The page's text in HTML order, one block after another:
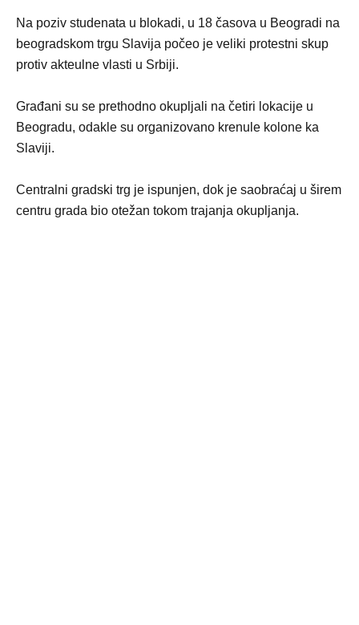
Na poziv studenata u blokadi, u 18 časova u Beogradi na
beogradskom trgu Slavija počeo je veliki protestni skup
protiv akteulne vlasti u Srbiji.
Građani su se prethodno okupljali na četiri lokacije u
Beogradu, odakle su organizovano krenule kolone ka
Slaviji.
Centralni gradski trg je ispunjen, dok je saobraćaj u širem
centru grada bio otežan tokom trajanja okupljanja.